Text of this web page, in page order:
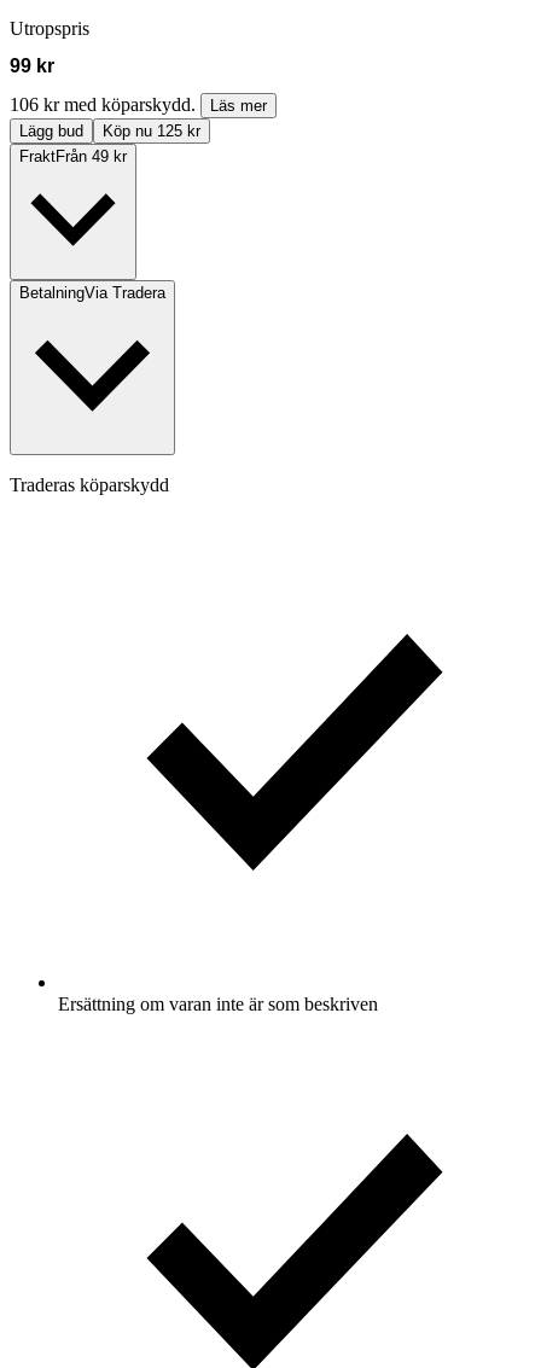
Utropspris
99 kr
106 kr med köparskydd.
Läs mer
Lägg bud
Köp nu 125 kr
FraktFrån 49 kr
BetalningVia Tradera
Traderas köparskydd
Ersättning om varan inte är som beskriven